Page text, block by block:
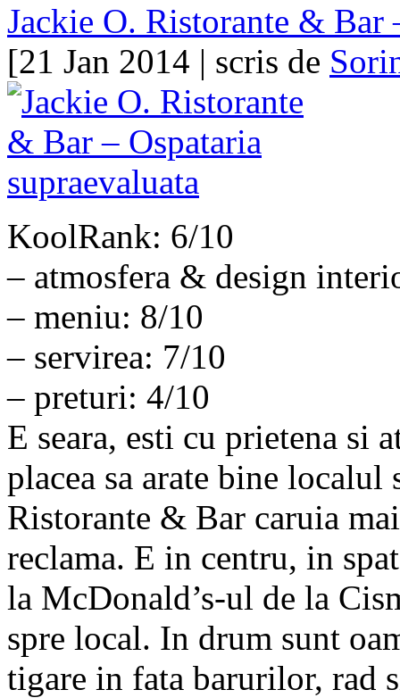
Jackie O. Ristorante & Bar
[21 Jan 2014 | scris de
KoolRank: 6/10
– atmosfera & design
– meniu: 8/10
– servirea: 7/10
– preturi: 4/10
E seara, esti cu prietena si
placea sa arate bine
Ristorante & Bar caruia
reclama. E in centru, in
la McDonald’s-ul de la
spre local. In drum sunt
tigare in fata barurilor,